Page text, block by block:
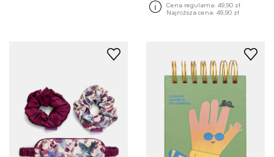
Cena regularna: 49,90 zł
Najniższa cena: 49,90 zł